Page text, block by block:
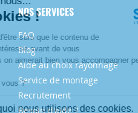
NOS SERVICES
FAQ
Blog
Aide au choix rayonnage
Service de montage
Recrutement
Besoin d'aide ?